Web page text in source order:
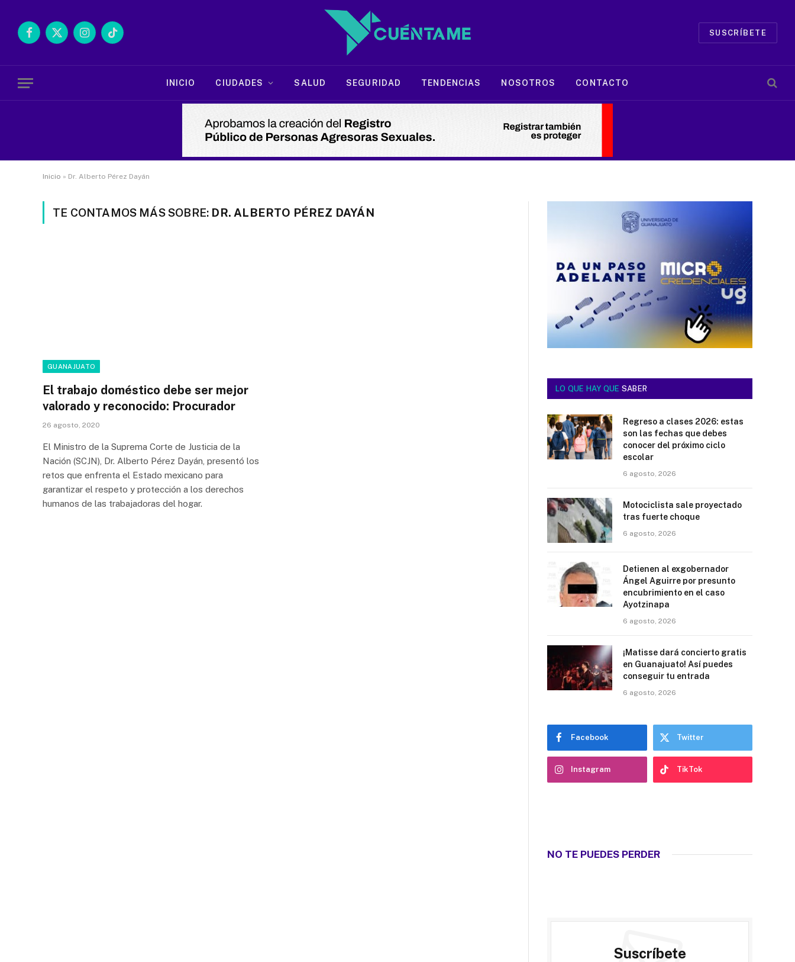
Facebook
X
InstagramTikTok
SUSCRÍBETE
INICIO CIUDADES SALUD SEGURIDAD TENDENCIAS NOSOTROS CONTACTO
Inicio » Dr. Alberto Pérez Dayán
TE CONTAMOS MÁS SOBRE: DR. ALBERTO PÉREZ DAYÁN
GUANAJUATO
El trabajo doméstico debe ser mejor
valorado y reconocido: Procurador
26 agosto, 2020
El Ministro de la Suprema Corte de Justicia de la
Nación (SCJN), Dr. Alberto Pérez Dayán, presentó los
retos que enfrenta el Estado mexicano para
garantizar el respeto y protección a los derechos
humanos de las trabajadoras del hogar.
LO QUE HAY QUE SABER
Regreso a clases 2026: estas
son las fechas que debes
conocer del próximo ciclo
escolar
6 agosto, 2026
Motociclista sale proyectado
tras fuerte choque
6 agosto, 2026
Detienen al exgobernador
Ángel Aguirre por presunto
encubrimiento en el caso
Ayotzinapa
6 agosto, 2026
¡Matisse dará concierto gratis
en Guanajuato! Así puedes
conseguir tu entrada
6 agosto, 2026
Facebook Twitter
Instagram TikTok
NO TE PUEDES PERDER
Suscríbete